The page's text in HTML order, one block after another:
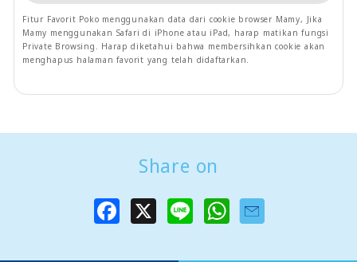
Fitur Favorit Poko menggunakan data dari cookie browser Mamy, Jika
Mamy menggunakan Safari di iPhone atau iPad, harap matikan fungsi
Private Browsing. Harap diketahui bahwa membersihkan cookie akan
menghapus halaman favorit yang telah didaftarkan.
Share on
W